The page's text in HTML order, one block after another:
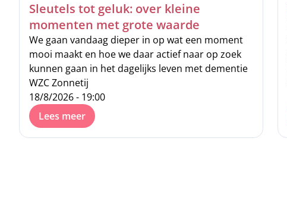
Sleutels tot geluk: over kleine
momenten met grote waarde
We gaan vandaag dieper in op wat een moment
mooi maakt en hoe we daar actief naar op zoek
kunnen gaan in het dagelijks leven met dementie
WZC Zonnetij
18/8/2026 - 19:00
Lees meer